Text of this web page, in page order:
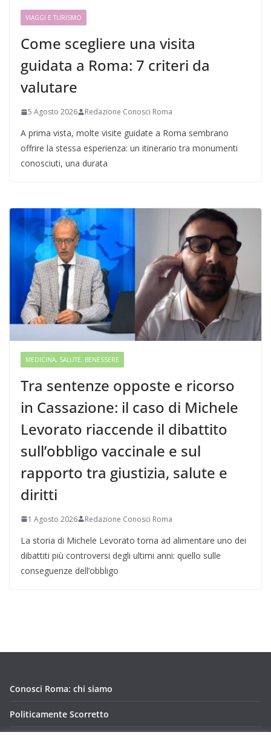
VIAGGI E TURISMO
Come scegliere una visita
guidata a Roma: 7 criteri da
valutare
5 Agosto 2026 Redazione Conosci Roma
A prima vista, molte visite guidate a Roma sembrano
offrire la stessa esperienza: un itinerario tra monumenti
conosciuti, una durata
MEDICINA, SALUTE, BENESSERE
Tra sentenze opposte e ricorso
in Cassazione: il caso di Michele
Levorato riaccende il dibattito
sull’obbligo vaccinale e sul
rapporto tra giustizia, salute e
diritti
1 Agosto 2026 Redazione Conosci Roma
La storia di Michele Levorato torna ad alimentare uno dei
dibattiti più controversi degli ultimi anni: quello sulle
conseguenze dell’obbligo
Conosci Roma: chi siamo
Politicamente Scorretto